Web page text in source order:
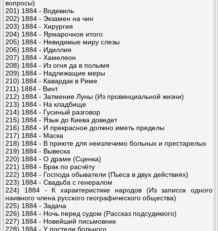
вопросы)
201) 1884 - Водевиль
202) 1884 - Экзамен на чин
203) 1884 - Хирургия
204) 1884 - Ярмарочное итого
205) 1884 - Невидимые миру слезы
206) 1884 - Идиллия
207) 1884 - Хамелеон
208) 1884 - Из огня да в полымя
209) 1884 - Надлежащие меры
210) 1884 - Кавардак в Риме
211) 1884 - Винт
212) 1884 - Затмение Луны (Из провинциальной жизни)
213) 1884 - На кладбище
214) 1884 - Гусиный разговор
215) 1884 - Язык до Киева доведет
216) 1884 - И прекрасное должно иметь пределы
217) 1884 - Маска
218) 1884 - В приюте для неизлечимо больных и престарелых
219) 1884 - Вывеска
220) 1884 - О драме (Сценка)
221) 1884 - Брак по расчёту
222) 1884 - Господа обыватели (Пьеса в двух действиях)
223) 1884 - Свадьба с генералом
224) 1884 - К характеристике народов (Из записок одного
наивного члена русского географического общества)
225) 1884 - Задача
226) 1884 - Ночь перед судом (Рассказ подсудимого)
227) 1884 - Новейший письмовник
228) 1884 - У постели больного